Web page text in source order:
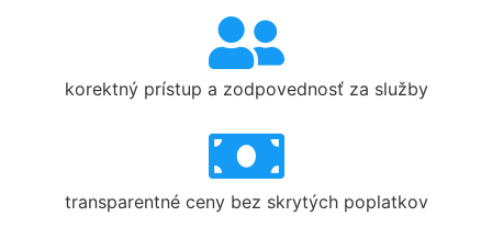
korektný prístup a zodpovednosť za služby
transparentné ceny bez skrytých poplatkov